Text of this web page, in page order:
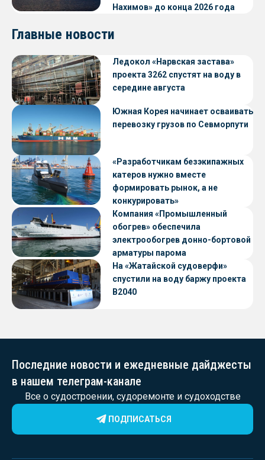
Нахимов» до конца 2026 года
Главные новости
Ледокол «Нарвская застава»
проекта 3262 спустят на воду в
середине августа
Южная Корея начинает осваивать
перевозку грузов по Севморпути
«Разработчикам безэкипажных
катеров нужно вместе
формировать рынок, а не
конкурировать»
Компания «Промышленный
обогрев» обеспечила
электрообогрев донно-бортовой
арматуры парома
«Петропавловск» проекта CNF22
На «Жатайской судоверфи»
спустили на воду баржу проекта
В2040
Последние новости и ежедневные дайджесты
в нашем телеграм-канале
Все о судостроении, судоремонте и судоходстве
ПОДПИСАТЬСЯ